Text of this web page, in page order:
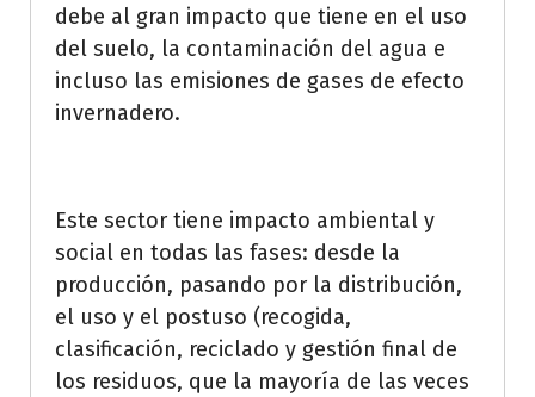
debe al gran impacto que tiene en el uso
del suelo, la contaminación del agua e
incluso las emisiones de gases de efecto
invernadero.
Este sector tiene impacto ambiental y
social en todas las fases: desde la
producción, pasando por la distribución,
el uso y el postuso (recogida,
clasificación, reciclado y gestión final de
los residuos, que la mayoría de las veces